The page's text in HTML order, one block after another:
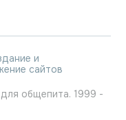
и
сайтов
общепита. 1999 -